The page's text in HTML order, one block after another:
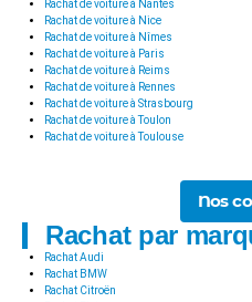
Rachat de voiture à Nantes
Rachat de voiture à Nice
Rachat de voiture à Nîmes
Rachat de voiture à Paris
Rachat de voiture à Reims
Rachat de voiture à Rennes
Rachat de voiture à Strasbourg
Rachat de voiture à Toulon
Rachat de voiture à Toulouse
Nos
Rachat par
Rachat Audi
Rachat BMW
Rachat Citroën